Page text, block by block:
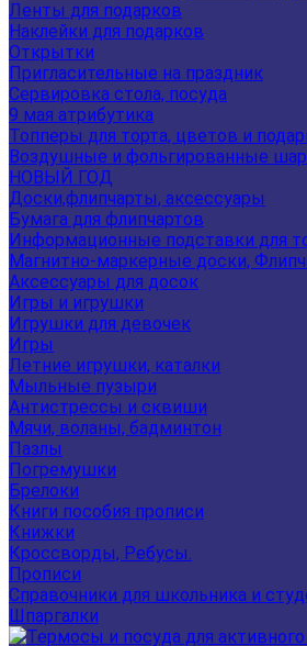
Ленты для подарков
Наклейки для подарков
Открытки
Пригласительные на праздник
Сервировка стола, посуда
9 мая атрибутика
Топперы для торта, цветов и
Воздушные и фольгированные
НОВЫЙ ГОД
Доски,флипчарты, аксессуары
Бумага для флипчартов
Информационные подставки для
Магнитно-маркерные доски,
Аксессуары для досок
Игры и игрушки
Игрушки для девочек
Игры
Летние игрушки, каталки
Мыльные пузыри
Антистрессы и сквиши
Мячи, воланы, бадминтон
Пазлы
Погремушки
Брелоки
Книги пособия прописи
Книжки
Кроссворды, Ребусы.
Прописи
Справочники для школьника и
Шпаргалки